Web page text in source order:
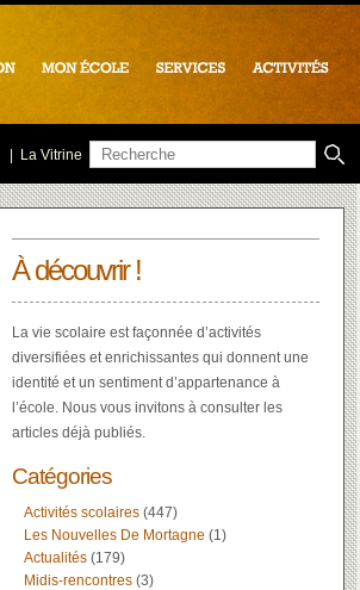
La Vitrine
À découvrir !
La vie scolaire est façonnée d’activités
diversifiées et enrichissantes qui donnent une
identité et un sentiment d’appartenance à
l’école. Nous vous invitons à consulter les
articles déjà publiés.
Catégories
Activités scolaires (447)
Les Nouvelles De Mortagne (1)
Actualités (179)
Midis-rencontres (3)